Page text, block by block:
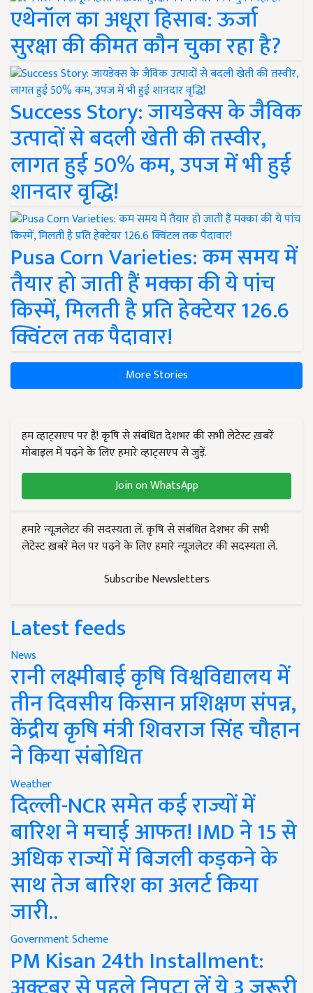
एथेनॉल का अधूरा हिसाब: ऊर्जा
सुरक्षा की कीमत कौन चुका रहा है?
Success Story: जायडेक्स के जैविक
उत्पादों से बदली खेती की तस्वीर,
लागत हुई 50% कम, उपज में भी हुई
शानदार वृद्धि!
Pusa Corn Varieties: कम समय में
तैयार हो जाती हैं मक्का की ये पांच
किस्में, मिलती है प्रति हेक्टेयर 126.6
क्विंटल तक पैदावार!
More Stories
हम व्हाट्सएप पर हैं! कृषि से संबंधित देशभर की सभी लेटेस्ट ख़बरें
मोबाइल में पढ़ने के लिए हमारे व्हाट्सएप से जुड़ें.
Join on WhatsApp
हमारे न्यूज़लेटर की सदस्यता लें. कृषि से संबंधित देशभर की सभी
लेटेस्ट ख़बरें मेल पर पढ़ने के लिए हमारे न्यूज़लेटर की सदस्यता लें.
Subscribe Newsletters
Latest feeds
News
रानी लक्ष्मीबाई कृषि विश्वविद्यालय में
तीन दिवसीय किसान प्रशिक्षण संपन्न,
केंद्रीय कृषि मंत्री शिवराज सिंह चौहान
ने किया संबोधित
Weather
दिल्ली-NCR समेत कई राज्यों में
बारिश ने मचाई आफत! IMD ने 15 से
अधिक राज्यों में बिजली कड़कने के
साथ तेज बारिश का अलर्ट किया
जारी..
Government Scheme
PM Kisan 24th Installment: